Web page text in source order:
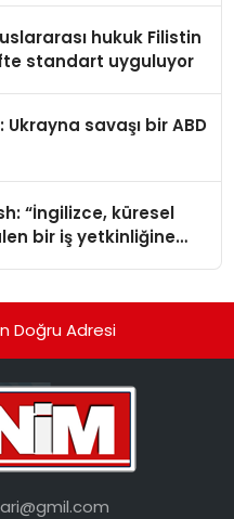
hukuk Filistin
standart uyguluyor
savaşı bir ABD
“İngilizce, küresel
bir iş yetkinliğine
Doğru Adresi